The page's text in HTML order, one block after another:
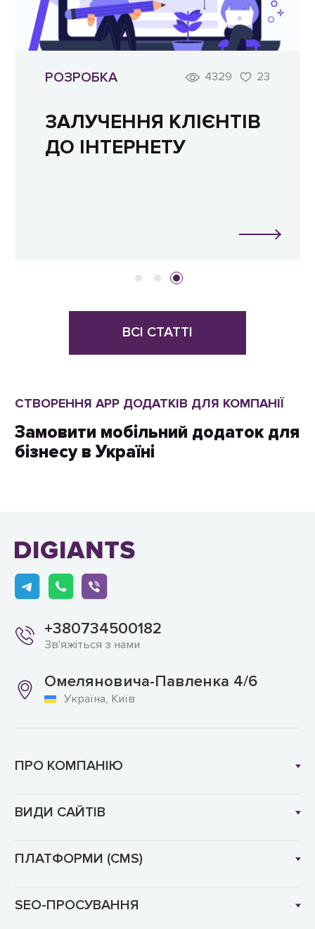
СТВОРЕННЯ APP ДОДАТКІВ ДЛЯ КОМПАНІЇ
Замовити мобільний додаток для
бізнесу в Україні
РОЗРОБКА 4329 23
ЗАЛУЧЕННЯ КЛІЄНТІВ
ДО ІНТЕРНЕТУ
ВСІ СТАТТІ
+380734500182
Зв'яжіться з нами
Омеляновича-Павленка 4/6
Україна, Київ
ПРО КОМПАНІЮ
ВИДИ САЙТІВ
ПЛАТФОРМИ (CMS)
SEO-ПРОСУВАННЯ